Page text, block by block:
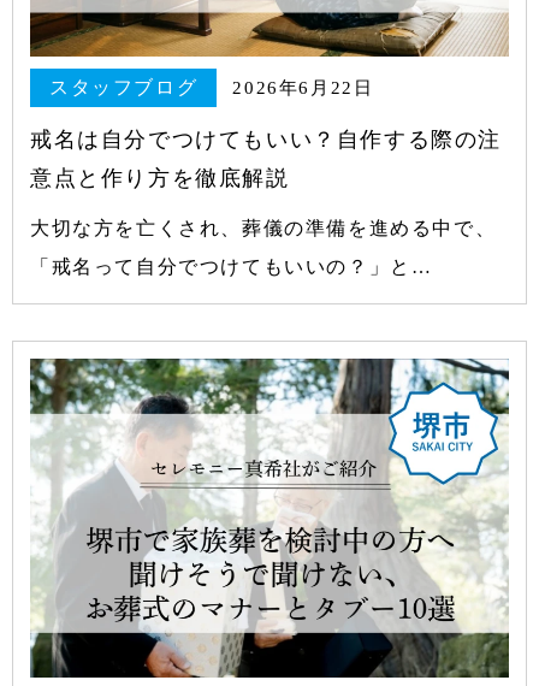
スタッフブログ 2026年6月22日
戒名は自分でつけてもいい？自作する際の注
意点と作り方を徹底解説
大切な方を亡くされ、葬儀の準備を進める中で、
「戒名って自分でつけてもいいの？」と…